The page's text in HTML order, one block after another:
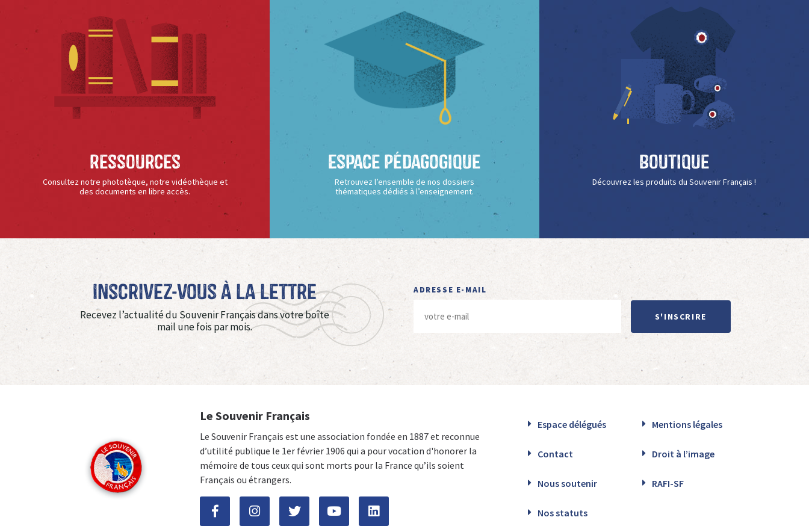
Ressources
Consultez notre phototèque, notre vidéothèque et
des documents en libre accès.
Espace Pédagogique
Retrouvez l’ensemble de nos dossiers
thématiques dédiés à l’enseignement.
Boutique
Découvrez les produits du Souvenir Français !
Inscrivez-vous à La Lettre
Recevez l’actualité du Souvenir Français dans votre boîte
mail une fois par mois.
ADRESSE E-MAIL
S'INSCRIRE
Le Souvenir Français
Le Souvenir Français est une association fondée en 1887 et reconnue
d’utilité publique le 1er février 1906 qui a pour vocation d'honorer la
mémoire de tous ceux qui sont morts pour la France qu’ils soient
Français ou étrangers.
Espace délégués Mentions légales
Contact Droit à l’image
Nous soutenir RAFI-SF
Nos statuts